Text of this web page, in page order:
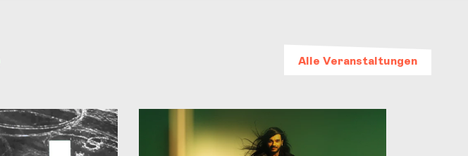
Alle Veranstaltungen